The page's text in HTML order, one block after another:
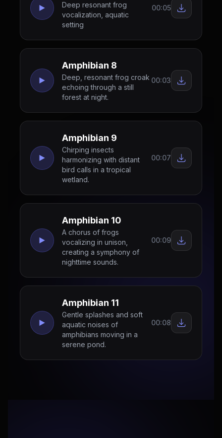
Deep resonant frog
vocalization, aquatic
setting
00:05
Amphibian 8
Deep, resonant frog croak
echoing through a still
forest at night.
00:03
Amphibian 9
Chirping insects
harmonizing with distant
bird calls in a tropical
wetland.
00:07
Amphibian 10
A chorus of frogs
vocalizing in unison,
creating a symphony of
nighttime sounds.
00:09
Amphibian 11
Gentle splashes and soft
aquatic noises of
amphibians moving in a
serene pond.
00:08